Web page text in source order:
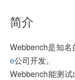
简介
Webbench是知
e公司开发。
Webbench能测